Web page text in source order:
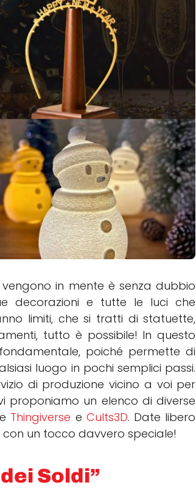
3D
in mente è senza dubbio
decorazioni e tutte le luci che
limiti, che si tratti di statuette,
tutto è possibile! In questo
poiché permette di
luogo in pochi semplici passi.
di produzione vicino a voi per
proponiamo un elenco di diverse
Thingiverse e Cults3D. Date libero
un tocco davvero speciale!
Soldi”